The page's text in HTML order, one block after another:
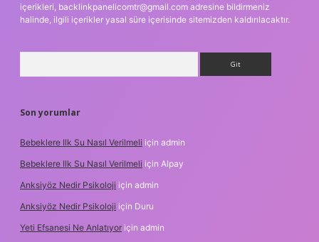
içerikleri, backlinkpanelicomtr@gmail.com adresine bildirmeniz
halinde, ilgili içerikler yasal süre içerisinde sitemizden kaldırılacaktır.
Son yorumlar
Bebeklere Ilk Su Nasıl Verilmeli için admin
Bebeklere Ilk Su Nasıl Verilmeli için Alpay
Anksiyöz Nedir Psikoloji için admin
Anksiyöz Nedir Psikoloji için Duru
Yeti Efsanesi Ne Anlatıyor için admin